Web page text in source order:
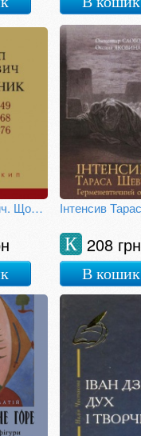
Осип Зінкевич. Щоденник. 1948-1949, 1967-1968, 1971-1976
208 грн
К
В кошик